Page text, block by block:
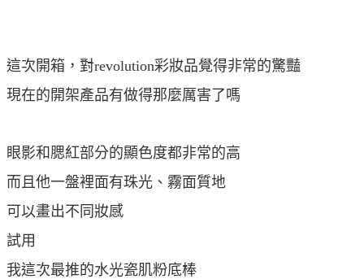
這次開箱，對revolution彩妝品覺得非常的驚豔
現在的開架產品有做得那麼厲害了嗎
眼影和腮紅部分的顯色度都非常的高
而且他一盤裡面有珠光、霧面質地
可以畫出不同妝感
試用
我這次最推的水光瓷肌粉底棒